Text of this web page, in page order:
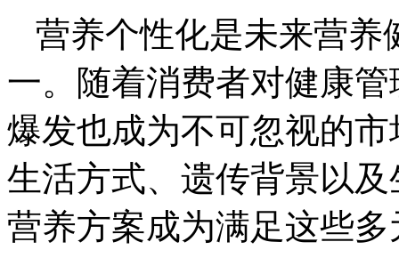
营养个性化是未来营养
一。随着消费者对健康
爆发也成为不可忽视的
生活方式、遗传背景以
营养方案成为满足这些